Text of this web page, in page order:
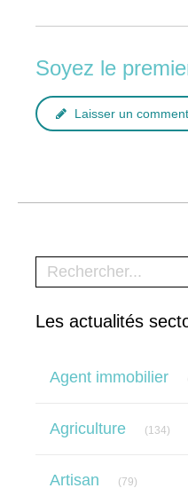
Soyez le
Laisser un
Rechercher
Les actualités
Agent immobilier
Agriculture (134)
Artisan (79)